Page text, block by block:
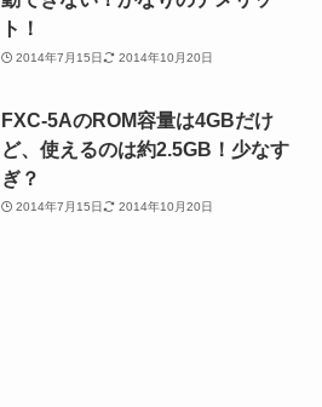
ト！
2014年7月15日 2014年10月20日
FXC-5AのROM容量は4GBだけ
ど、使えるのは約2.5GB！少なす
ぎ？
2014年7月15日 2014年10月20日